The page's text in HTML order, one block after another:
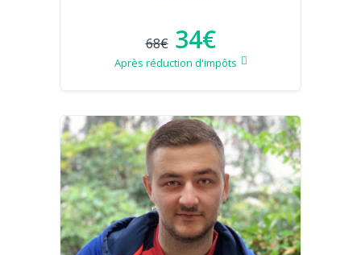
68€ 34€
Après réduction d'impôts